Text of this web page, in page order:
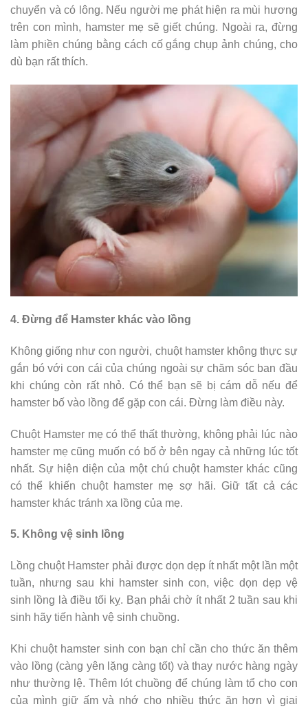
chuyển và có lông. Nếu người mẹ phát hiện ra mùi hương
trên con mình, hamster mẹ sẽ giết chúng. Ngoài ra, đừng
làm phiền chúng bằng cách cố gắng chụp ảnh chúng, cho
dù bạn rất thích.
4. Đừng để Hamster khác vào lồng
Không giống như con người, chuột hamster không thực sự
gắn bó với con cái của chúng ngoài sự chăm sóc ban đầu
khi chúng còn rất nhỏ. Có thể bạn sẽ bị cám dỗ nếu để
hamster bố vào lồng để gặp con cái. Đừng làm điều này.
Chuột Hamster mẹ có thể thất thường, không phải lúc nào
hamster mẹ cũng muốn có bố ở bên ngay cả những lúc tốt
nhất. Sự hiện diện của một chú chuột hamster khác cũng
có thể khiến chuột hamster mẹ sợ hãi. Giữ tất cả các
hamster khác tránh xa lồng của mẹ.
5. Không vệ sinh lồng
Lồng chuột Hamster phải được dọn dẹp ít nhất một lần một
tuần, nhưng sau khi hamster sinh con, việc dọn dẹp vệ
sinh lồng là điều tối kỵ. Bạn phải chờ ít nhất 2 tuần sau khi
sinh hãy tiến hành vệ sinh chuồng.
Khi chuột hamster sinh con bạn chỉ cần cho thức ăn thêm
vào lồng (càng yên lặng càng tốt) và thay nước hàng ngày
như thường lệ. Thêm lót chuồng để chúng làm tổ cho con
của mình giữ ấm và nhớ cho nhiều thức ăn hơn vì giai